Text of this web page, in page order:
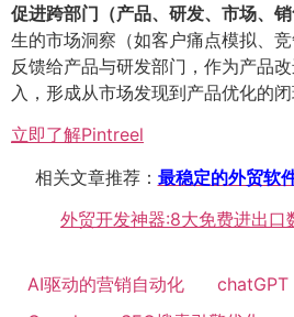
促进跨部门（产品、研发、市场、
生的市场洞察（如客户痛点模拟、
反馈给产品与研发部门，作为产品
入，形成从市场发现到产品优化的闭
立即了解Pintreel
相关文章推荐： 最稳定的外贸软
外贸开发神器:8大免费进出口
AI驱动的营销自动化 chatGPT